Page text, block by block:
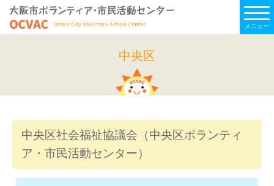
メニュー
中央区
中央区社会福祉協議会（中央区ボランティ
ア・市民活動センター）